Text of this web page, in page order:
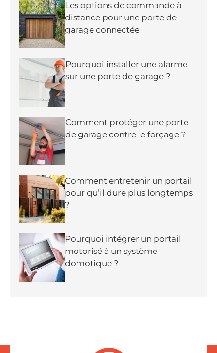
Les options de commande à
distance pour une porte de
garage connectée
Pourquoi installer une alarme
sur une porte de garage ?
Comment protéger une porte
de garage contre le forçage ?
Comment entretenir un portail
pour qu’il dure plus longtemps
?
Pourquoi intégrer un portail
motorisé à un système
domotique ?